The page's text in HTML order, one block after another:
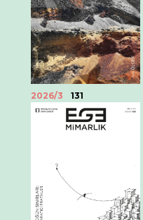
2026/3 131